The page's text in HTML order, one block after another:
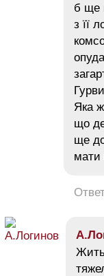
б ще
з її
Яка
що
ще
мати